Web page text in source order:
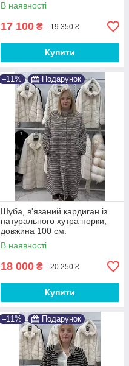
В наявності
17 100 ₴ 19 350 ₴
Купити
–11% Подарунок
Шуба, в'язаний кардиган із
натурального хутра норки,
довжина 100 см.
В наявності
18 000 ₴ 20 250 ₴
Купити
–11% Подарунок